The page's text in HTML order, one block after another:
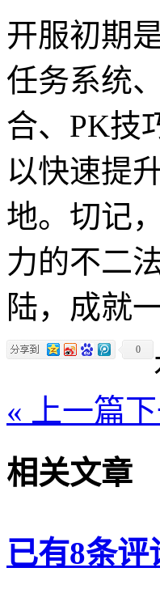
开服初期
任务系统
合、PK技
以快速提
地。切记
力的不二
陆，成就
0
« 上一篇
相关文章
已有8条评